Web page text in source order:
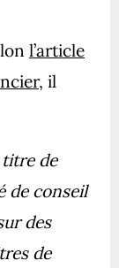
l’article
, il
de
de conseil
des
de